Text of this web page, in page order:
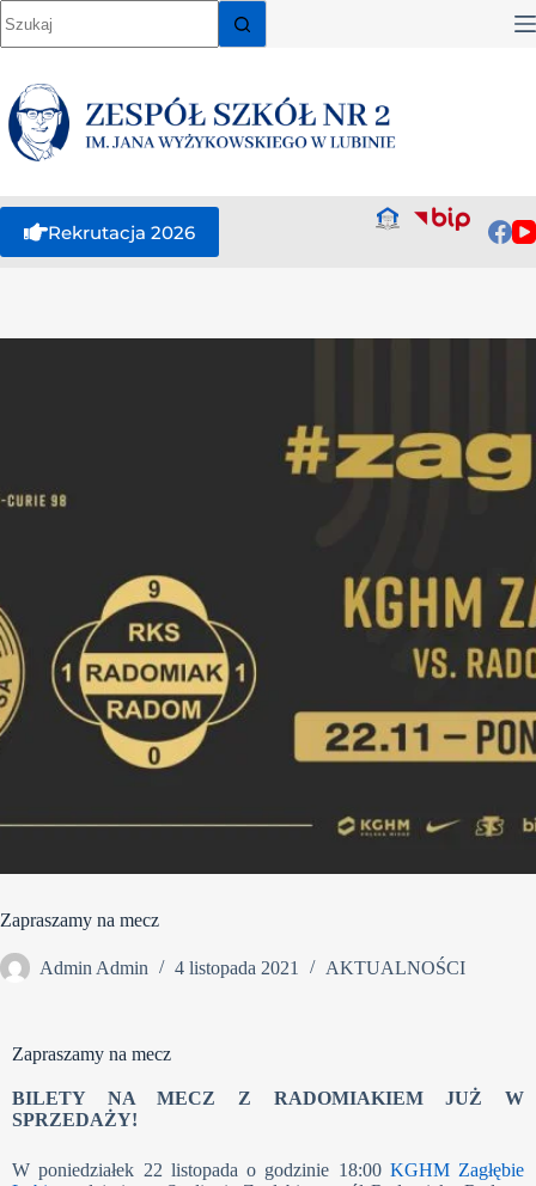
Rekrutacja 2026
Zapraszamy na mecz
Admin Admin 4 listopada 2021 AKTUALNOŚCI
Zapraszamy na mecz
BILETY NA MECZ Z RADOMIAKIEM JUŻ W
SPRZEDAŻY!
W poniedziałek 22 listopada o godzinie 18:00 KGHM Zagłębie